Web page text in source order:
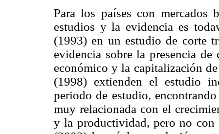
Para los países con mercados
estudios y la evidencia es
(1993) en un estudio de corte
evidencia sobre la presencia
económico y la capitalización
(1998) extienden el estudio
periodo de estudio,
muy relacionada con el
y la productividad, pero no con